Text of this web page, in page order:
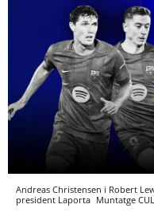
Andreas Christensen i Robert
president Laporta Muntatge